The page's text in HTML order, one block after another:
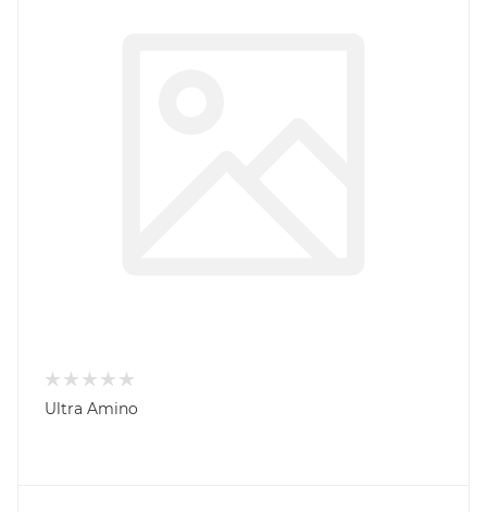
Ultra Amino